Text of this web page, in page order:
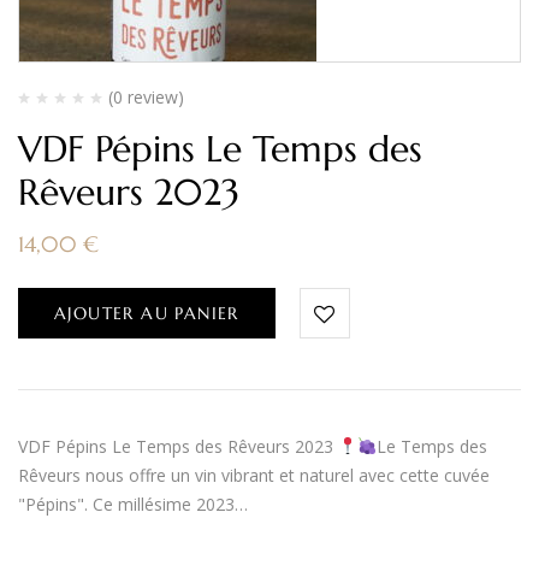
(0 review)
VDF Pépins Le Temps des
Rêveurs 2023
14,00 €
AJOUTER AU PANIER
VDF Pépins Le Temps des Rêveurs 2023
Le Temps des
Rêveurs nous offre un vin vibrant et naturel avec cette cuvée
"Pépins". Ce millésime 2023…